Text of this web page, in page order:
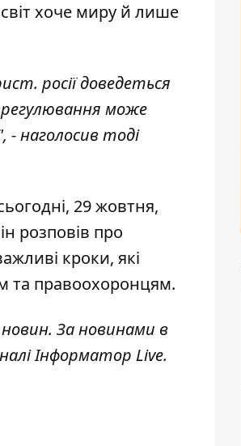
хоче миру й лише
росії доведеться
може
- наголосив тоді
29 жовтня,
розповів про
кроки, які
та правоохоронцям.
За новинами в
Інформатор Live.